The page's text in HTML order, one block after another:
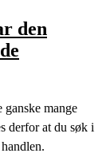
den
mange
derfor at du søk i